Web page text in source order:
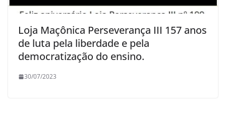
Loja Maçônica Perseverança III 157 anos
de luta pela liberdade e pela
democratização do ensino.
30/07/2023